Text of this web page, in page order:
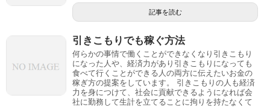
記事を読む
引きこもりでも稼ぐ方法
何らかの事情で働くことができなくなり引きこもり
になった人や、経済力があり引きこもりになっても
食べて行くことができる人の両方に伝えたいお金の
稼ぎ方の提案をしています。 引きこもりの人も経済
力を身につけて、社会に貢献できるようになれば会
社に勤務して生計を立てることに拘りを持たなくて